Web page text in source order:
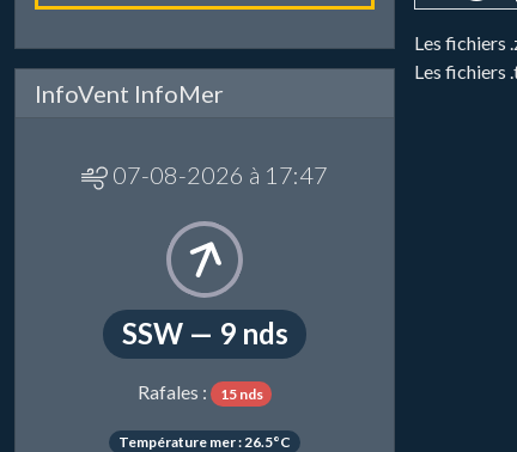
InfoVent InfoMer
07-08-2026 à 17:47
SSW — 9 nds
Rafales : 15 nds
Température mer : 26.5°C
Les fichiers
Les fichiers